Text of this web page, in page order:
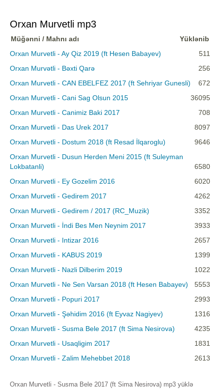
Orxan Murvetli mp3
Müğənni / Mahnı adı
Yüklənib
Orxan Murvetli - Ay Qiz 2019 (ft Hesen Babayev)
511
Orxan Murvətli - Bəxti Qarə
256
Orxan Murvetli - CAN EBELFEZ 2017 (ft Sehriyar Gunesli)
672
Orxan Murvetli - Cani Sag Olsun 2015
36095
Orxan Murvetli - Canimiz Baki 2017
708
Orxan Murvetli - Das Urek 2017
8097
Orxan Murvetli - Dostum 2018 (ft Resad İlqaroglu)
9646
Orxan Murvetli - Dusun Herden Meni 2015 (ft Suleyman
Lokbatanli)
6580
Orxan Murvetli - Ey Gozelim 2016
6020
Orxan Murvetli - Gedirem 2017
4262
Orxan Murvetli - Gedirem / 2017 (RC_Muzik)
3352
Orxan Murvetli - İndi Bes Men Neynim 2017
3933
Orxan Murvetli - Intizar 2016
2657
Orxan Murvetli - KABUS 2019
1399
Orxan Murvetli - Nazli Dilberim 2019
1022
Orxan Murvetli - Ne Sen Varsan 2018 (ft Hesen Babayev)
5553
Orxan Murvetli - Popuri 2017
2993
Orxan Murvetli - Şəhidim 2016 (ft Eyvaz Nagiyev)
1316
Orxan Murvetli - Susma Bele 2017 (ft Sima Nesirova)
4235
Orxan Murvetli - Usaqligim 2017
1831
Orxan Murvetli - Zalim Mehebbet 2018
2613
Orxan Murvetli - Susma Bele 2017 (ft Sima Nesirova) mp3 yüklə